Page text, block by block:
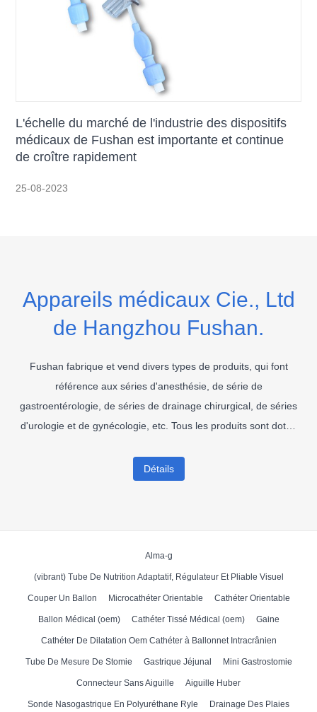
L'échelle du marché de l'industrie des dispositifs
médicaux de Fushan est importante et continue
de croître rapidement
25-08-2023
Appareils médicaux Cie., Ltd
de Hangzhou Fushan.
Fushan fabrique et vend divers types de produits, qui font
référence aux séries d'anesthésie, de série de
gastroentérologie, de séries de drainage chirurgical, de séries
d'urologie et de gynécologie, etc. Tous les produits sont dotés
auprès de la FDA. Fushan fournit également des services OEM
Détails
Alma-g
(vibrant) Tube De Nutrition Adaptatif, Régulateur Et Pliable Visuel
Couper Un Ballon Microcathéter Orientable Cathéter Orientable
Ballon Médical (oem) Cathéter Tissé Médical (oem) Gaine
Cathéter De Dilatation Oem Cathéter à Ballonnet Intracrânien
Tube De Mesure De Stomie Gastrique Jéjunal Mini Gastrostomie
Connecteur Sans Aiguille Aiguille Huber
Sonde Nasogastrique En Polyuréthane Ryle Drainage Des Plaies